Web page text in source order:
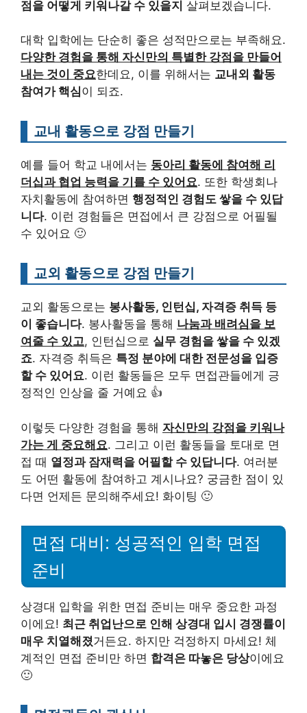
점을 어떻게 키워나갈 수 있을지 살펴보겠습니다.
대학 입학에는 단순히 좋은 성적만으로는 부족해요.
다양한 경험을 통해 자신만의 특별한 강점을 만들어
내는 것이 중요한데요, 이를 위해서는 교내외 활동
참여가 핵심이 되죠.
교내 활동으로 강점 만들기
예를 들어 학교 내에서는 동아리 활동에 참여해 리
더십과 협업 능력을 기를 수 있어요. 또한 학생회나
자치활동에 참여하면 행정적인 경험도 쌓을 수 있답
니다. 이런 경험들은 면접에서 큰 강점으로 어필될
수 있어요 🙂
교외 활동으로 강점 만들기
교외 활동으로는 봉사활동, 인턴십, 자격증 취득 등
이 좋습니다. 봉사활동을 통해 나눔과 배려심을 보
여줄 수 있고, 인턴십으로 실무 경험을 쌓을 수 있겠
죠. 자격증 취득은 특정 분야에 대한 전문성을 입증
할 수 있어요. 이런 활동들은 모두 면접관들에게 긍
정적인 인상을 줄 거예요 👍
이렇듯 다양한 경험을 통해 자신만의 강점을 키워나
가는 게 중요해요. 그리고 이런 활동들을 토대로 면
접 때 열정과 잠재력을 어필할 수 있답니다. 여러분
도 어떤 활동에 참여하고 계시나요? 궁금한 점이 있
다면 언제든 문의해주세요! 화이팅 🙂
면접 대비: 성공적인 입학 면접
준비
상경대 입학을 위한 면접 준비는 매우 중요한 과정
이에요! 최근 취업난으로 인해 상경대 입시 경쟁률이
매우 치열해졌거든요. 하지만 걱정하지 마세요! 체
계적인 면접 준비만 하면 합격은 따놓은 당상이에요
🙂